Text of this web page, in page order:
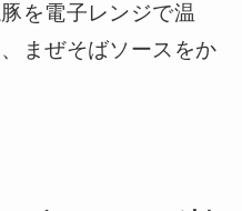
を電子レンジで温
まぜそばソースをか